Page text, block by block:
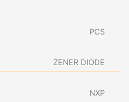
PCS
ZENER DIODE
NXP